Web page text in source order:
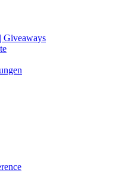
Giveaways